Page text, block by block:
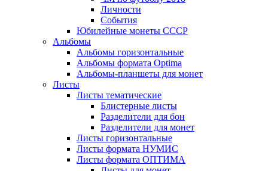
Личности
События
Юбилейные монеты СССР
Альбомы
Альбомы горизонтальные
Альбомы формата Optima
Альбомы-планшеты для монет
Листы
Листы тематические
Блистерные листы
Разделители для бон
Разделители для монет
Листы горизонтальные
Листы формата НУМИС
Листы формата ОПТИМА